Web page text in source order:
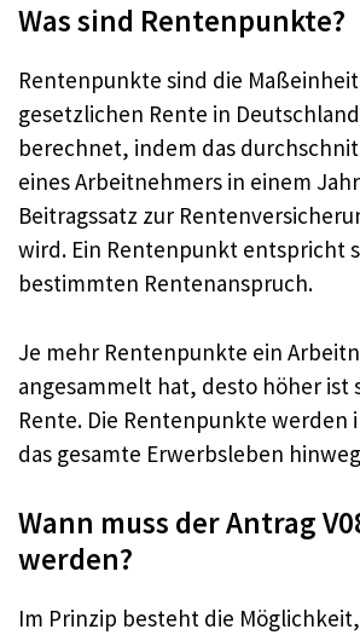
Was sind Rentenpunkte?
Rentenpunkte sind die
gesetzlichen Rente in
berechnet, indem das
eines Arbeitnehmers in einem
Beitragssatz zur
wird. Ein Rentenpunkt entspricht
bestimmten Rentenanspruch.
Je mehr Rentenpunkte ein
angesammelt hat, desto höher ist
Rente. Die Rentenpunkte werden
das gesamte Erwerbsleben
Wann muss der Antrag
werden?
Im Prinzip besteht die